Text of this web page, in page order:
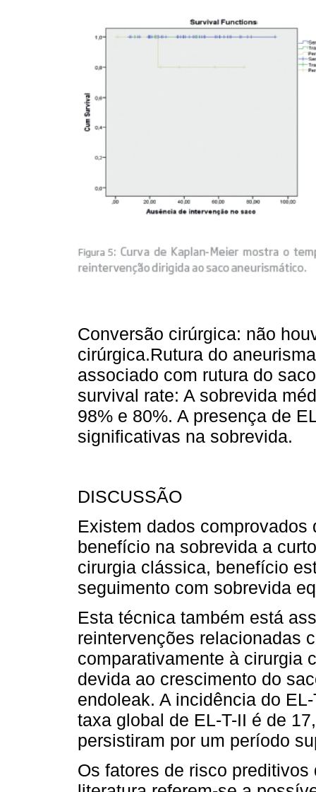
Conversão cirúrgica: não
cirúrgica.Rutura do
associado com rutura do
survival rate: A sobrevida
98% e 80%. A presença de
significativas na sobrevida.
DISCUSSÃO
Existem dados
benefício na sobrevida a
cirurgia clássica, benefício
seguimento com sobrevida
Esta técnica também está
reintervenções relacionadas
comparativamente à cirurgia
devida ao crescimento do
endoleak. A incidência do
taxa global de EL-T-II é de
persistiram por um período
Os fatores de risco